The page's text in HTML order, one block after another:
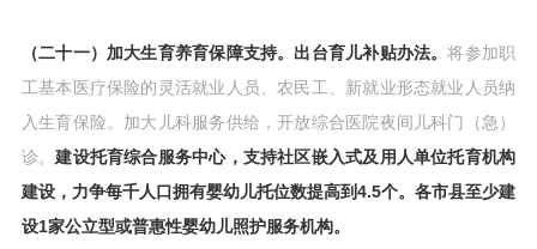
（二十一）加大生育养育保障支持。出台育儿补贴办法。将参加职
工基本医疗保险的灵活就业人员、农民工、新就业形态就业人员纳
入生育保险。加大儿科服务供给，开放综合医院夜间儿科门（急）
诊。建设托育综合服务中心，支持社区嵌入式及用人单位托育机构
建设，力争每千人口拥有婴幼儿托位数提高到4.5个。各市县至少建
设1家公立型或普惠性婴幼儿照护服务机构。